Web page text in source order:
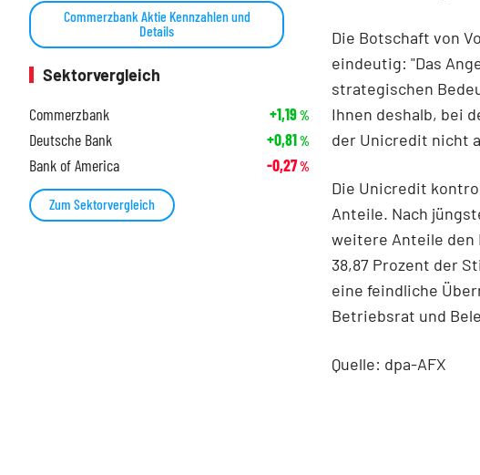
Die Botschaft von
eindeutig: "Das
strategischen
Ihnen deshalb, bei
der Unicredit nicht
Die Unicredit
Anteile. Nach
weitere Anteile den
38,87 Prozent der
eine feindliche
Betriebsrat und
Quelle: dpa-AFX
Commerzbank Aktie Kennzahlen und
Details
Sektorvergleich
Commerzbank
+1,19%
Deutsche Bank +0,81%
Bank of America -0,27%
Zum Sektorvergleich